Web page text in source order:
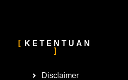
KETENTUAN
Disclaimer